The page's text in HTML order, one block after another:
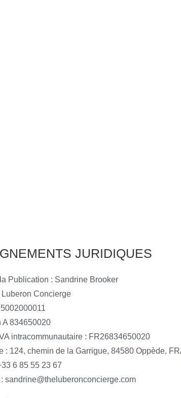
JURIDIQUES
Publication : Sandrine Brooker
Concierge
A 834650020
intracommunautaire : FR26834650020
: 124, chemin de la Garrigue, 84580 Oppède,
6 85 55 23 67
sandrine@theluberonconcierge.com